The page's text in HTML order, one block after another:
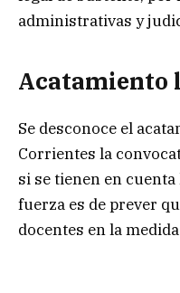
administrativas y
Acatamiento
Se desconoce el
Corrientes la
si se tienen en
fuerza es de prever
docentes en la